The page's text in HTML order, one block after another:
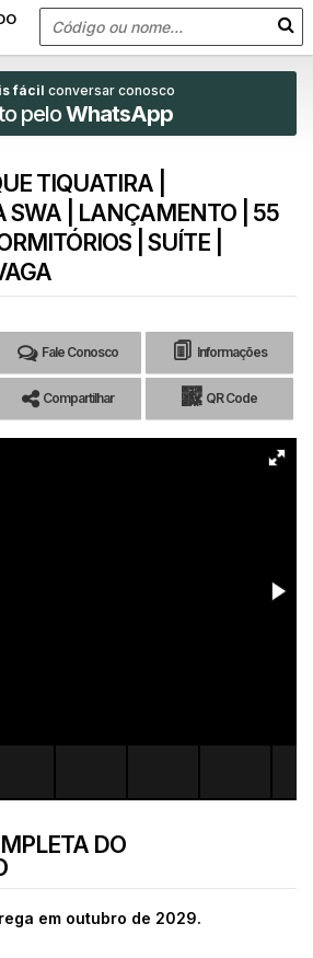
fácil conversar conosco
peloWhatsApp
TIQUATIRA |
SWA | LANÇAMENTO | 55
| SUÍTE |
Fale Conosco Informações
Compartilhar QR Code
DO
em outubro de 2029.